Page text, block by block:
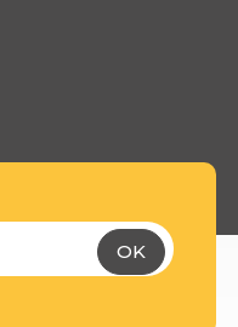
OK